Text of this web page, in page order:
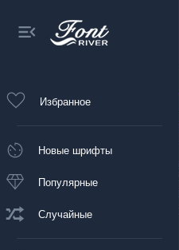
Избранное
Новые шрифты
Популярные
Случайные